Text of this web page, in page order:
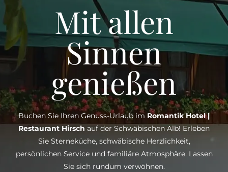
Mit allen
Sinnen
genießen
Buchen Sie Ihren Genuss-Urlaub im Romantik Hotel |
Restaurant Hirsch auf der Schwäbischen Alb! Erleben
Sie Sterneküche, schwäbische Herzlichkeit,
persönlichen Service und familiäre Atmosphäre. Lassen
Sie sich rundum verwöhnen.